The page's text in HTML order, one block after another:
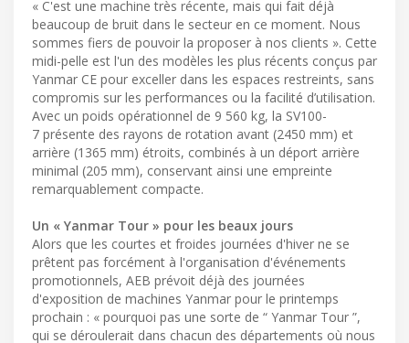
« C'est une machine très récente, mais qui fait déjà
beaucoup de bruit dans le secteur en ce moment. Nous
sommes fiers de pouvoir la proposer à nos clients ». Cette
midi-pelle est l'un des modèles les plus récents conçus par
Yanmar CE pour exceller dans les espaces restreints, sans
compromis sur les performances ou la facilité d’utilisation.
Avec un poids opérationnel de 9 560 kg, la SV100-
7 présente des rayons de rotation avant (2450 mm) et
arrière (1365 mm) étroits, combinés à un déport arrière
minimal (205 mm), conservant ainsi une empreinte
remarquablement compacte.
Un « Yanmar Tour » pour les beaux jours
Alors que les courtes et froides journées d'hiver ne se
prêtent pas forcément à l'organisation d'événements
promotionnels, AEB prévoit déjà des journées
d'exposition de machines Yanmar pour le printemps
prochain : « pourquoi pas une sorte de “ Yanmar Tour ”,
qui se déroulerait dans chacun des départements où nous